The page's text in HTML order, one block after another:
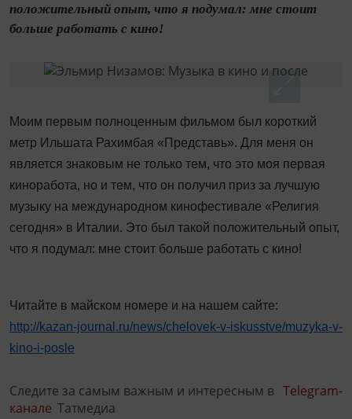
положительный опыт, что я подумал: мне стоит
больше работать с кино!
Моим первым полноценным фильмом был короткий
метр Ильшата Рахимбая «Представь». Для меня он
является знаковым не только тем, что это моя первая
киноработа, но и тем, что он получил приз за лучшую
музыку на международном кинофестивале «Религия
сегодня» в Италии. Это был такой положительный опыт,
что я подумал: мне стоит больше работать с кино!
Читайте в майском номере и на нашем сайте:
http://kazan-journal.ru/news/chelovek-v-iskusstve/muzyka-v-
kino-i-posle
Следите за самым важным и интересным в Telegram-
канале Татмедиа